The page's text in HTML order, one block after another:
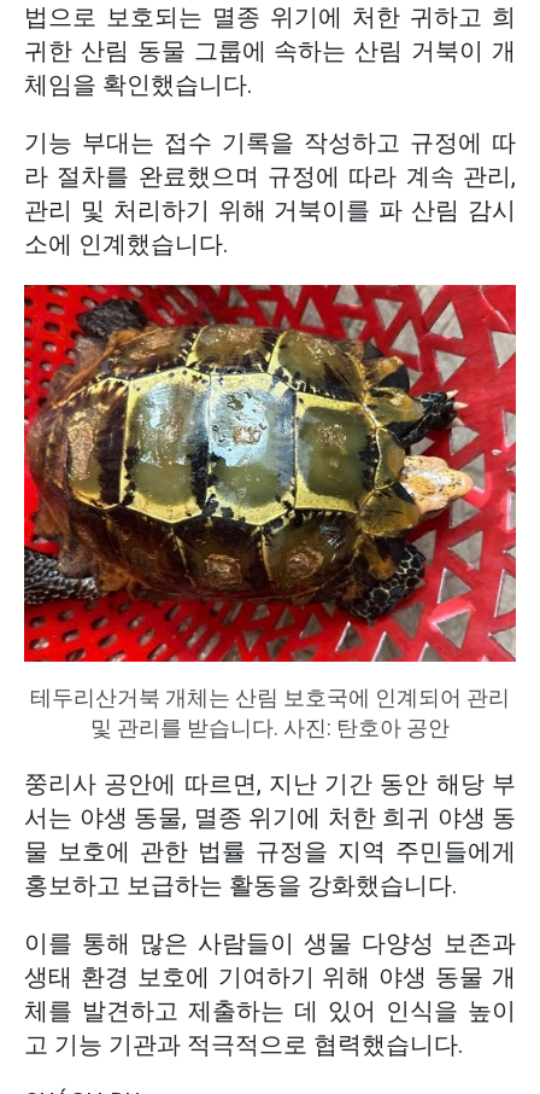
법으로 보호되는 멸종 위기에 처한 귀하고 희
귀한 산림 동물 그룹에 속하는 산림 거북이 개
체임을 확인했습니다.
기능 부대는 접수 기록을 작성하고 규정에 따
라 절차를 완료했으며 규정에 따라 계속 관리,
관리 및 처리하기 위해 거북이를 파 산림 감시
소에 인계했습니다.
테두리산거북 개체는 산림 보호국에 인계되어 관리
및 관리를 받습니다. 사진: 탄호아 공안
쭝리사 공안에 따르면, 지난 기간 동안 해당 부
서는 야생 동물, 멸종 위기에 처한 희귀 야생 동
물 보호에 관한 법률 규정을 지역 주민들에게
홍보하고 보급하는 활동을 강화했습니다.
이를 통해 많은 사람들이 생물 다양성 보존과
생태 환경 보호에 기여하기 위해 야생 동물 개
체를 발견하고 제출하는 데 있어 인식을 높이
고 기능 기관과 적극적으로 협력했습니다.